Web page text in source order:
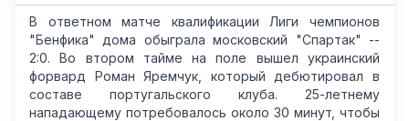
В ответном матче квалификации Лиги чемпионов
"Бенфика" дома обыграла московский "Спартак" --
2:0. Во втором тайме на поле вышел украинский
форвард Роман Яремчук, который дебютировал в
составе португальского клуба. 25-летнему
нападающему потребовалось около 30 минут, чтобы